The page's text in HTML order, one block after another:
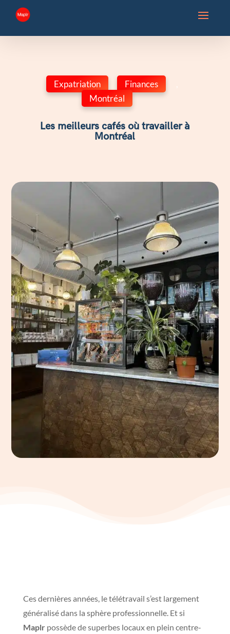
Expatriation Finances
,
Montréal
Les meilleurs cafés où travailler à
Montréal
Ces dernières années, le télétravail s’est largement
généralisé dans la sphère professionnelle. Et si
Maplrpossède de superbes locaux en plein centre-